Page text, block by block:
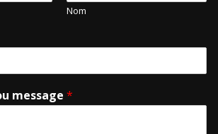
Nom
message *